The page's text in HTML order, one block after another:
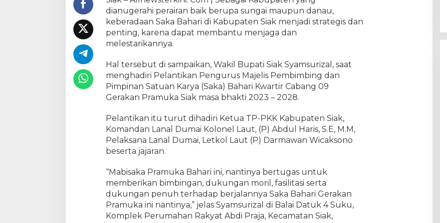
r
a
n
J
a
a
d
M
l
e
s
t
r
i
k
a
dianugerahi perairan baik berupa sungai maupun danau,
keberadaan Saka Bahari di Kabupaten Siak menjadi strategis dan
penting, karena dapat membantu menjaga dan
melestarikannya.
Hal tersebut di sampaikan, Wakil Bupati Siak Syamsurizal, saat
menghadiri Pelantikan Pengurus Majelis Pembimbing dan
Pimpinan Satuan Karya (Saka) Bahari Kwartir Cabang 09
Gerakan Pramuka Siak masa bhakti 2023 – 2028.
Pelantikan itu turut dihadiri Ketua TP-PKK Kabupaten Siak,
Komandan Lanal Dumai Kolonel Laut, (P) Abdul Haris, S.E, M.M,
Pelaksana Lanal Dumai, Letkol Laut (P) Darmawan Wicaksono
beserta jajaran.
“Mabisaka Pramuka Bahari ini, nantinya bertugas untuk
memberikan bimbingan, dukungan moril, fasilitasi serta
dukungan penuh terhadap berjalannya Saka Bahari Gerakan
Pramuka ini nantinya,” jelas Syamsurizal di Balai Datuk 4 Suku,
Komplek Perumahan Rakyat Abdi Praja, Kecamatan Siak,